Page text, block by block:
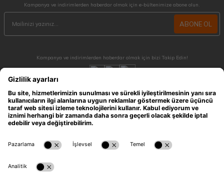
Kampanya ve indirimlerden haberdar olmak için e-bültenimize abone olun.
ABONE OL
Kampanya ve indirimlerden haberdar olmak için bizi Takip Edin!
MÜŞTERİ HİZMETLERİ
Hafta içi 09:30 - 18:30 / Hafta sonu 10:00 - 17:00 arası merak ettiğiniz tüm sorular ve
siparişleriniz için ulaşabilirsiniz.
ÖNEMLİ BİLGİLER